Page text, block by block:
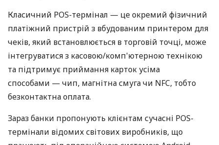
Класичний POS-термінал — це окремий фізичний
платіжний пристрій з вбудованим принтером для
чеків, який встановлюється в торговій точці, може
інтегруватися з касовою/комп'ютерною технікою
та підтримує приймання карток усіма
способами — чип, магнітна смуга чи NFC, тобто
безконтактна оплата.
Зараз банки пропонують клієнтам сучасні POS-
термінали відомих світових виробників, що